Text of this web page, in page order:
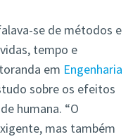
se de métodos e
tempo e
em Engenharia
sobre os efeitos
humana. “O
mas também